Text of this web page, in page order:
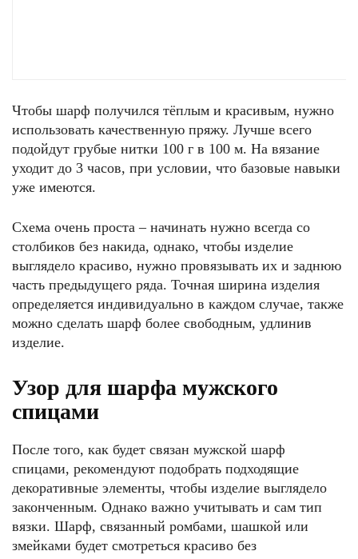
Чтобы шарф получился тёплым и красивым, нужно
использовать качественную пряжу. Лучше всего
подойдут грубые нитки 100 г в 100 м. На вязание
уходит до 3 часов, при условии, что базовые навыки
уже имеются.
Схема очень проста – начинать нужно всегда со
столбиков без накида, однако, чтобы изделие
выглядело красиво, нужно провязывать их и заднюю
часть предыдущего ряда. Точная ширина изделия
определяется индивидуально в каждом случае, также
можно сделать шарф более свободным, удлинив
изделие.
Узор для шарфа мужского
спицами
После того, как будет связан мужской шарф
спицами, рекомендуют подобрать подходящие
декоративные элементы, чтобы изделие выглядело
законченным. Однако важно учитывать и сам тип
вязки. Шарф, связанный ромбами, шашкой или
змейками будет смотреться красиво без